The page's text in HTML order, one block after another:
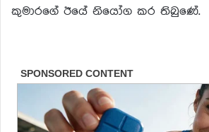
කුමාරගේ ඊයේ නියෝග කර තිබුණේ.